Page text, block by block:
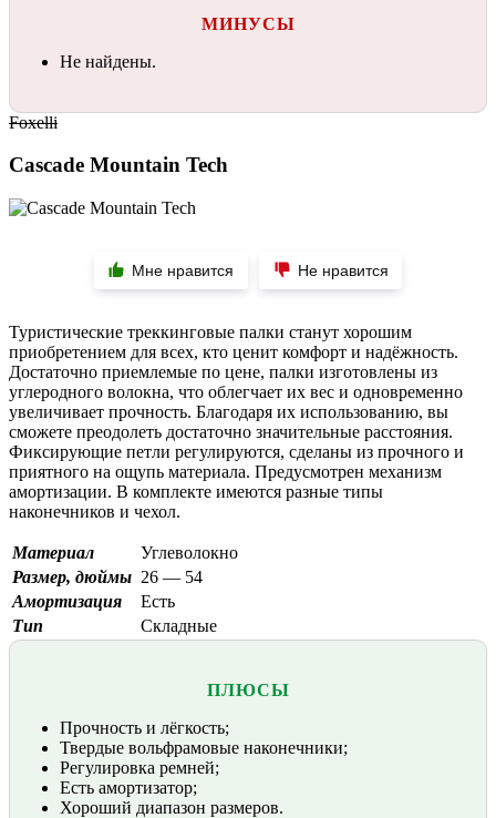
МИНУСЫ
Не найдены.
Foxelli
Cascade Mountain Tech
Мне нравится Не нравится
Туристические треккинговые палки станут хорошим
приобретением для всех, кто ценит комфорт и надёжность.
Достаточно приемлемые по цене, палки изготовлены из
углеродного волокна, что облегчает их вес и одновременно
увеличивает прочность. Благодаря их использованию, вы
сможете преодолеть достаточно значительные расстояния.
Фиксирующие петли регулируются, сделаны из прочного и
приятного на ощупь материала. Предусмотрен механизм
амортизации. В комплекте имеются разные типы
наконечников и чехол.
Материал
Углеволокно
Размер, дюймы 26 — 54
Амортизация
Есть
Тип
Складные
ПЛЮСЫ
Прочность и лёгкость;
Твердые вольфрамовые наконечники;
Регулировка ремней;
Есть амортизатор;
Хороший диапазон размеров.